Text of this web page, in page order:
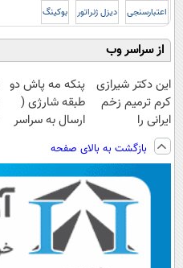
اعتبارسنجی دیزل ژنراتور بوکینگ
از سراسر وب
این دکتر شیرازی
کرم ترمیم زخم
ایرانی را
ساخت!!!
پنکه مه پاش دو
طبقه شارژی (
ارسال به سراسر
بازگشت به بالای صفحه